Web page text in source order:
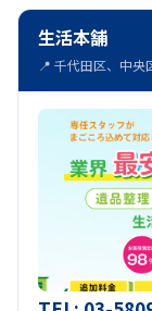
生活本舗
📍 千代田区、中央